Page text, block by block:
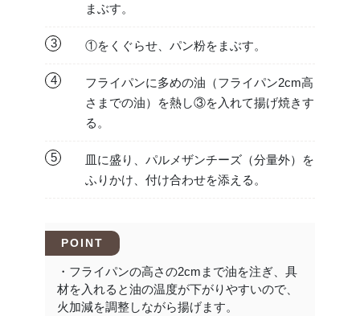
まぶす。
3 ①をくぐらせ、パン粉をまぶす。
4
フライパンに多めの油（フライパン2cm高
さまでの油）を熱し③を入れて揚げ焼きす
る。
5
皿に盛り、パルメザンチーズ（分量外）を
ふりかけ、付け合わせを添える。
POINT
・フライパンの高さの2cmまで油を注ぎ、具
材を入れると油の温度が下がりやすいので、
火加減を調整しながら揚げます。